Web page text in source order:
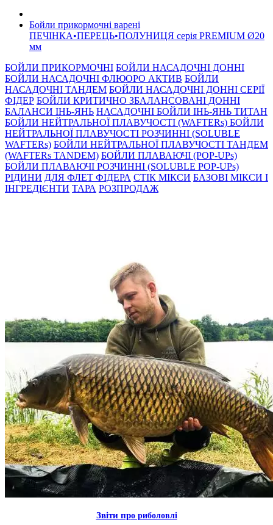
Бойли прикормочнi варенi
ПЕЧIНКА•ПЕРЕЦЬ•ПОЛУНИЦЯ серiя PREMIUM Ø20
мм
БОЙЛИ ПРИКОРМОЧНI БОЙЛИ НАСАДОЧНI ДОННI
БОЙЛИ НАСАДОЧНІ ФЛЮОРО АКТИВ БОЙЛИ
НАСАДОЧНІ ТАНДЕМ БОЙЛИ НАСАДОЧНI ДОННI СЕРIÏ
ФIДЕР БОЙЛИ КРИТИЧНО ЗБАЛАНСОВАНІ ДОННІ
БАЛАНСИ ІНЬ-ЯНЬ НАСАДОЧНІ БОЙЛИ ІНЬ-ЯНЬ ТИТАН
БОЙЛИ НЕЙТРАЛЬНОÏ ПЛАВУЧОСТI (WAFTERs) БОЙЛИ
НЕЙТРАЛЬНОЇ ПЛАВУЧОСТІ РОЗЧИННІ (SOLUBLE
WAFTERs) БОЙЛИ НЕЙТРАЛЬНОЇ ПЛАВУЧОСТІ ТАНДЕМ
(WAFTERs TANDEM) БОЙЛИ ПЛАВАЮЧІ (POP-UPs)
БОЙЛИ ПЛАВАЮЧI РОЗЧИННI (SOLUBLE POP-UPs)
РIДИНИ ДЛЯ ФЛЕТ ФІДЕРА СТIК МIКСИ БАЗОВІ МІКСИ І
ІНГРЕДІЄНТИ ТАРА РОЗПРОДАЖ
Звiти про риболовлi